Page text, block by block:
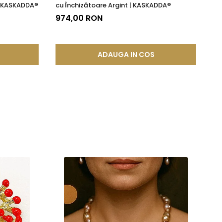
cu Închizătoare Argint | KASKADDA®
974,00 RON
ADAUGA IN COS